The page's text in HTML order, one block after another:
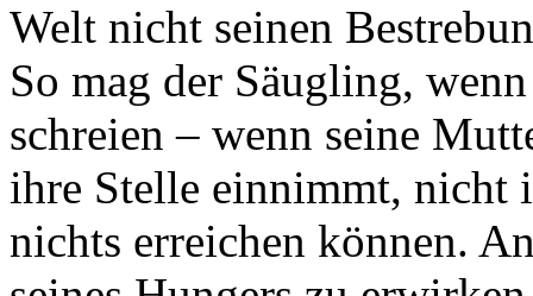
Welt nicht seinen
So mag der Säugling,
schreien – wenn seine
ihre Stelle einnimmt, nicht
nichts erreichen können.